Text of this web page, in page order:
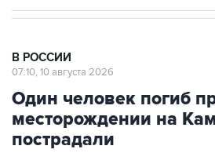
В РОССИИ
07:10, 10 августа 2026
Один человек погиб
месторождении на
пострадали